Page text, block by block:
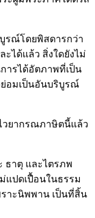
รณ์โดยพิสดารกว่า
ะได้แล้ว สิ่งใดยังไม่
ารได้อัตภาพที่เป็น
ย่อมเป็นอันบริบูรณ์
วยากรณภาษิตนี้แล้ว
ธาตุ และไตรภพ
ปดเปื้อนในธรรม
ราะนิพพาน เป็นที่สิ้น